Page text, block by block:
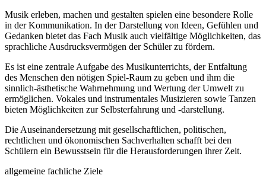
Musik erleben, machen und gestalten spielen eine besondere Rolle
in der Kommunikation. In der Darstellung von Ideen, Gefühlen und
Gedanken bietet das Fach Musik auch vielfältige Möglichkeiten, das
sprachliche Ausdrucksvermögen der Schüler zu fördern.
Es ist eine zentrale Aufgabe des Musikunterrichts, der Entfaltung
des Menschen den nötigen Spiel-Raum zu geben und ihm die
sinnlich-ästhetische Wahrnehmung und Wertung der Umwelt zu
ermöglichen. Vokales und instrumentales Musizieren sowie Tanzen
bieten Möglichkeiten zur Selbsterfahrung und -darstellung.
Die Auseinandersetzung mit gesellschaftlichen, politischen,
rechtlichen und ökonomischen Sachverhalten schafft bei den
Schülern ein Bewusstsein für die Herausforderungen ihrer Zeit.
allgemeine fachliche Ziele